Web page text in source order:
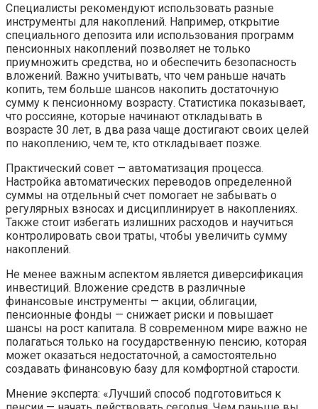
Специалисты рекомендуют использовать разные
инструменты для накоплений. Например, открытие
специального депозита или использования программ
пенсионных накоплений позволяет не только
приумножить средства, но и обеспечить безопасность
вложений. Важно учитывать, что чем раньше начать
копить, тем больше шансов накопить достаточную
сумму к пенсионному возрасту. Статистика показывает,
что россияне, которые начинают откладывать в
возрасте 30 лет, в два раза чаще достигают своих целей
по накоплению, чем те, кто откладывает позже.
Практический совет — автоматизация процесса.
Настройка автоматических переводов определенной
суммы на отдельный счет помогает не забывать о
регулярных взносах и дисциплинирует в накоплениях.
Также стоит избегать излишних расходов и научиться
контролировать свои траты, чтобы увеличить сумму
накоплений.
Не менее важным аспектом является диверсификация
инвестиций. Вложение средств в различные
финансовые инструменты — акции, облигации,
пенсионные фонды — снижает риски и повышает
шансы на рост капитала. В современном мире важно не
полагаться только на государственную пенсию, которая
может оказаться недостаточной, а самостоятельно
создавать финансовую базу для комфортной старости.
Мнение эксперта: «Лучший способ подготовиться к